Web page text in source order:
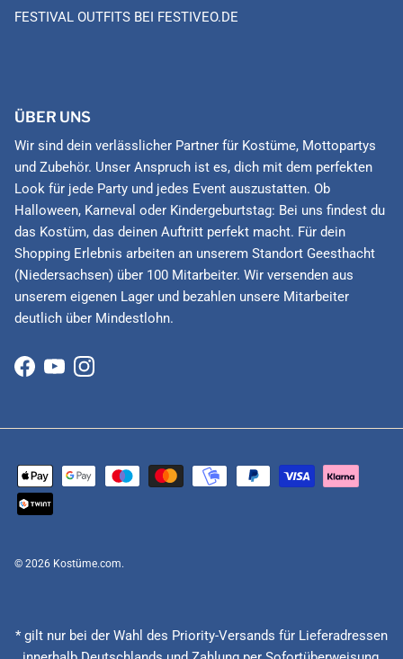
FESTIVAL OUTFITS BEI FESTIVEO.DE
ÜBER UNS
Wir sind dein verlässlicher Partner für Kostüme, Mottopartys
und Zubehör. Unser Anspruch ist es, dich mit dem perfekten
Look für jede Party und jedes Event auszustatten. Ob
Halloween, Karneval oder Kindergeburtstag: Bei uns findest du
das Kostüm, das deinen Auftritt perfekt macht. Für dein
Shopping Erlebnis arbeiten an unserem Standort Geesthacht
(Niedersachsen) über 100 Mitarbeiter. Wir versenden aus
unserem eigenen Lager und bezahlen unsere Mitarbeiter
deutlich über Mindestlohn.
Facebook
YouTubeInstagram
© 2026 Kostüme.com.
* gilt nur bei der Wahl des Priority-Versands für Lieferadressen